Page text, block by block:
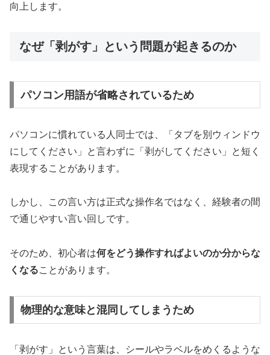
向上します。
なぜ「剥がす」という問題が起きるのか
パソコン用語が省略されているため
パソコンに慣れている人同士では、「タブを別ウィンドウ
にしてください」と言わずに「剥がしてください」と短く
表現することがあります。
しかし、この言い方は正式な操作名ではなく、経験者の間
で通じやすい言い回しです。
そのため、初心者は何をどう操作すればよいのか分からな
くなることがあります。
物理的な意味と混同してしまうため
「剥がす」という言葉は、シールやラベルをめくるような